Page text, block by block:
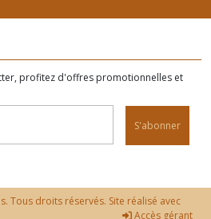
profitez d'offres promotionnelles et
S'abonner
Tous droits réservés. Site réalisé avec
Accès gérant